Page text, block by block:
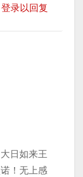
登录以回复
日如来王
！无上感